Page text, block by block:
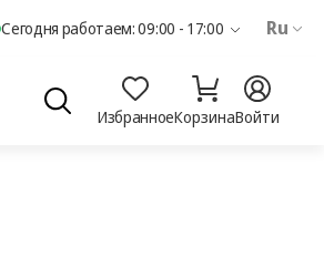
Сегодня работаем: 09:00 - 17:00 Ru
ИзбранноеКорзинаВойти